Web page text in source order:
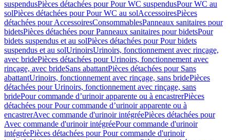
suspendusPièces détachées pour Pour WC suspendusPour WC au
solPièces détachées pour Pour WC au solAccessoiresPièces
détachées pour AccessoiresConsommablesPanneaux sanitaires pour
bidetsPièces détachées pour Panneaux sanitaires pour bidetsPour
bidets suspendus et au solPièces détachées pour Pour bidets
suspendus et au solUrinoirsUrinoirs, fonctionnement avec rinçage,
avec bridePièces détachées pour Urinoirs, fonctionnement avec
rinçage, avec brideSans abattantPièces détachées pour Sans
abattantUrinoirs, fonctionnement avec rinçage, sans bridePièces
détachées pour Urinoirs, fonctionnement avec rinçage, sans
bridePour commande d’urinoir apparente ou à encastrerPièces
détachées pour Pour commande d’urinoir apparente ou à
encastrerAvec commande d'urinoir intégréePièces détachées pour
Avec commande d'urinoir intégréePour commande d'urinoir
intégréePièces détachées pour Pour commande d'urinoir